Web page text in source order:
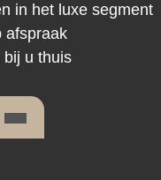
in het luxe segment
afspraak
bij u thuis